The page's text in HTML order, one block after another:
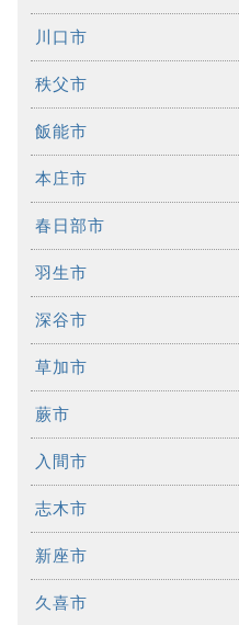
川口市
秩父市
飯能市
本庄市
春日部市
羽生市
深谷市
草加市
蕨市
入間市
志木市
新座市
久喜市